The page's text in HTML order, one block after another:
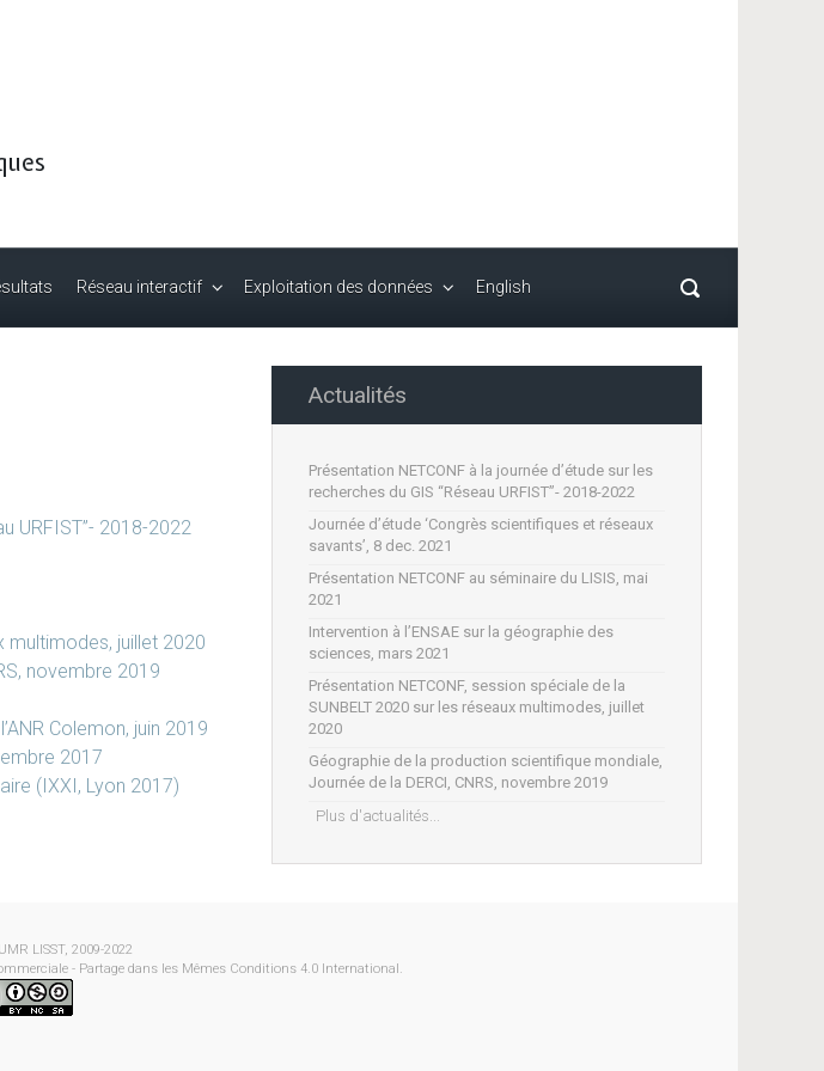
Réseau interactif Exploitation des données English
URFIST”- 2018-2022
multimodes, juillet 2020
novembre 2019
Colemon, juin 2019
2017
(IXXI, Lyon 2017)
Actualités
Présentation NETCONF à la journée d’étude sur les
recherches du GIS “Réseau URFIST”- 2018-2022
Journée d’étude ‘Congrès scientifiques et réseaux
savants’, 8 dec. 2021
Présentation NETCONF au séminaire du LISIS, mai
2021
Intervention à l’ENSAE sur la géographie des
sciences, mars 2021
Présentation NETCONF, session spéciale de la
SUNBELT 2020 sur les réseaux multimodes, juillet
2020
Géographie de la production scientifique mondiale,
Journée de la DERCI, CNRS, novembre 2019
Plus d'actualités...
LISST, 2009-2022
- Partage dans les Mêmes Conditions 4.0 International.